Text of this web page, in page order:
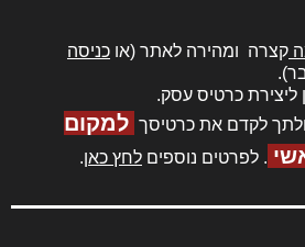
קצרה ומהירה לאתר (או כניסה
ליצירת כרטיס עסק.
לקדם את כרטיסך למקום
. לפרטים נוספים לחץ כאן.